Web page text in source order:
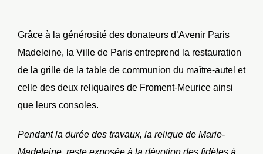
Grâce à la générosité des donateurs d’Avenir Paris
Madeleine, la Ville de Paris entreprend la restauration
de la grille de la table de communion du maître-autel et
celle des deux reliquaires de Froment-Meurice ainsi
que leurs consoles.
Pendant la durée des travaux, la relique de Marie-